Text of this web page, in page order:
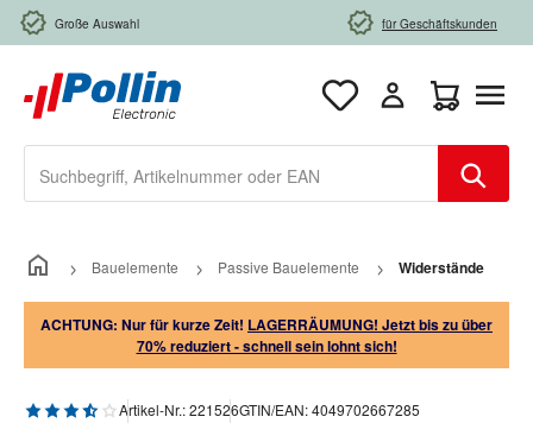
Zum Hauptinhalt springen
Große Auswahl für Geschäftskunden
Bauelemente Passive Bauelemente Widerstände
ACHTUNG: Nur für kurze Zeit! LAGERRÄUMUNG! Jetzt bis zu über
70% reduziert - schnell sein lohnt sich!
Durchschnittliche Bewertung von 3.5 von 5 Sternen
Artikel-Nr.:221526GTIN/EAN:4049702667285